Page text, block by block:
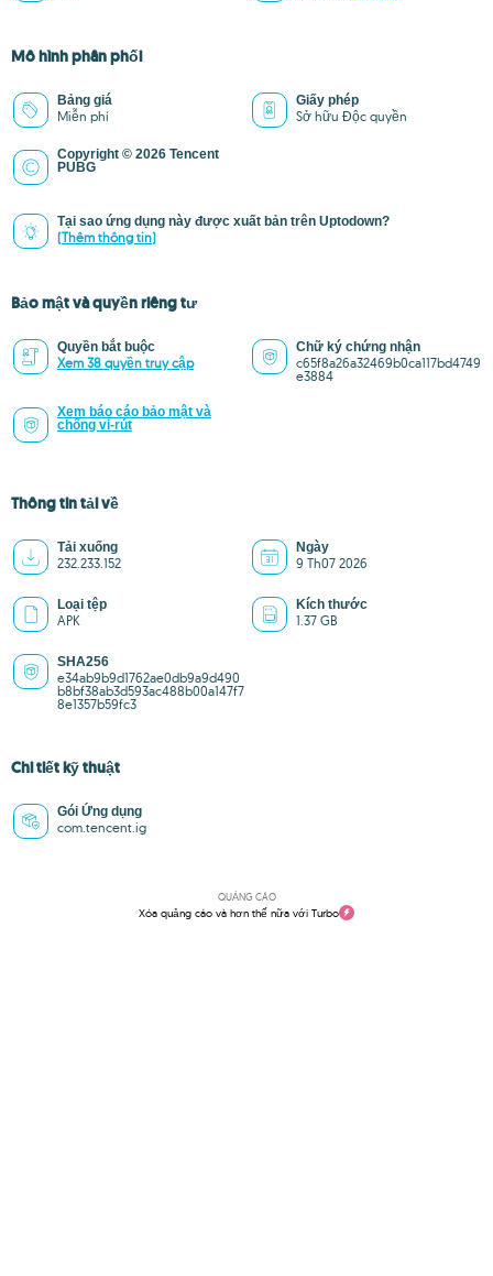
Mô hình phân phối
Bảng giá
Miễn phí
Giấy phép
Sở hữu Độc quyền
Copyright © 2026 Tencent
PUBG
Tại sao ứng dụng này được xuất bản trên Uptodown?
(Thêm thông tin)
Bảo mật và quyền riêng tư
Quyền bắt buộc
Xem 38 quyền truy cập
Chữ ký chứng nhận
c65f8a26a32469b0ca117bd4749
e3884
Xem báo cáo bảo mật và
chống vi-rút
Thông tin tải về
Tải xuống
232.233.152
Ngày
9 Th07 2026
Loại tệp
APK
Kích thước
1.37 GB
SHA256
e34ab9b9d1762ae0db9a9d490
b8bf38ab3d593ac488b00a147f7
8e1357b59fc3
Chi tiết kỹ thuật
Gói Ứng dụng
com.tencent.ig
QUẢNG CÁO
Xóa quảng cáo và hơn thế nữa với Turbo